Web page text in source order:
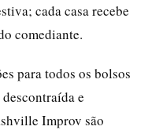
cada casa recebe
comediante.
para todos os bolsos
e
Improv são